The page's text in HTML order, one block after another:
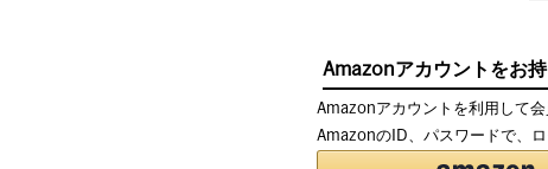
Amazonアカウントをお
Amazonアカウントを利用して会
AmazonのID、パスワードで、ロ